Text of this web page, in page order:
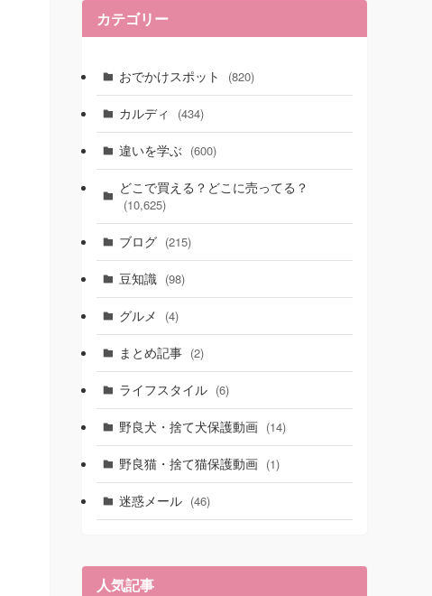
カテゴリー
おでかけスポット (820)
カルディ (434)
違いを学ぶ (600)
どこで買える？どこに売ってる？
(10,625)
ブログ (215)
豆知識 (98)
グルメ (4)
まとめ記事 (2)
ライフスタイル (6)
野良犬・捨て犬保護動画 (14)
野良猫・捨て猫保護動画 (1)
迷惑メール (46)
人気記事